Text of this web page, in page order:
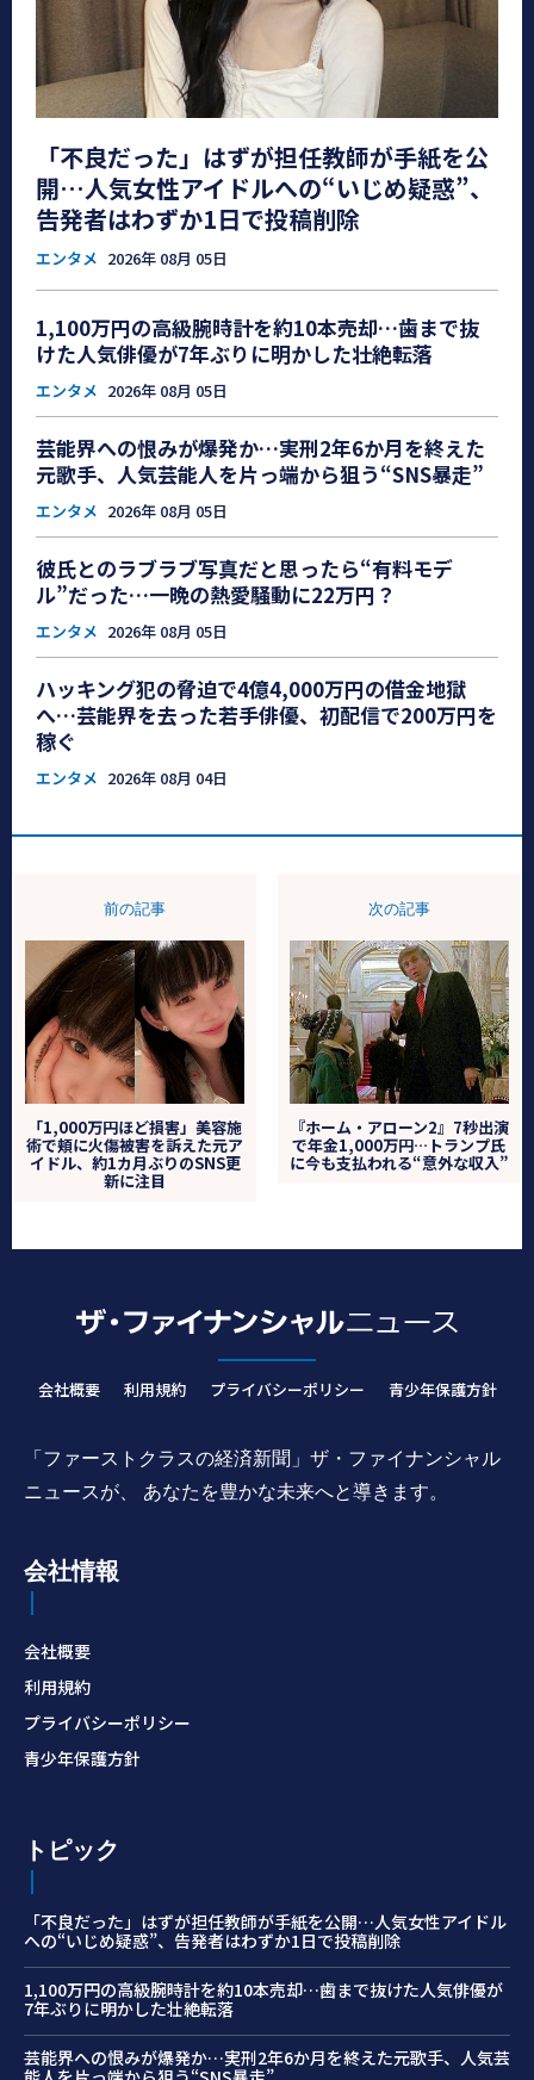
「不良だった」はずが担任教師が手紙を公
開…人気女性アイドルへの“いじめ疑惑”、
告発者はわずか1日で投稿削除
エンタメ 2026年 08月 05日
1,100万円の高級腕時計を約10本売却…歯まで抜
けた人気俳優が7年ぶりに明かした壮絶転落
エンタメ 2026年 08月 05日
芸能界への恨みが爆発か…実刑2年6か月を終えた
元歌手、人気芸能人を片っ端から狙う“SNS暴走”
エンタメ 2026年 08月 05日
彼氏とのラブラブ写真だと思ったら“有料モデ
ル”だった…一晩の熱愛騒動に22万円？
エンタメ 2026年 08月 05日
ハッキング犯の脅迫で4億4,000万円の借金地獄
へ…芸能界を去った若手俳優、初配信で200万円を
稼ぐ
エンタメ 2026年 08月 04日
前の記事
「1,000万円ほど損害」美容施
術で頬に火傷被害を訴えた元ア
イドル、約1カ月ぶりのSNS更
新に注目
次の記事
『ホーム・アローン2』7秒出演
で年金1,000万円…トランプ氏
に今も支払われる“意外な収入”
会社概要 利用規約 プライバシーポリシー 青少年保護方針
「ファーストクラスの経済新聞」ザ・ファイナンシャル
ニュースが、 あなたを豊かな未来へと導きます。
会社情報
会社概要
利用規約
プライバシーポリシー
青少年保護方針
トピック
「不良だった」はずが担任教師が手紙を公開…人気女性アイドル
への“いじめ疑惑”、告発者はわずか1日で投稿削除
1,100万円の高級腕時計を約10本売却…歯まで抜けた人気俳優が
7年ぶりに明かした壮絶転落
芸能界への恨みが爆発か…実刑2年6か月を終えた元歌手、人気芸